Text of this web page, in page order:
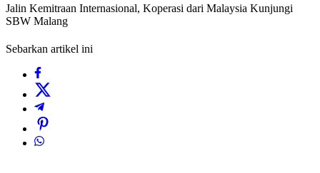
Jalin Kemitraan Internasional, Koperasi dari Malaysia Kunjungi
SBW Malang
Sebarkan artikel ini